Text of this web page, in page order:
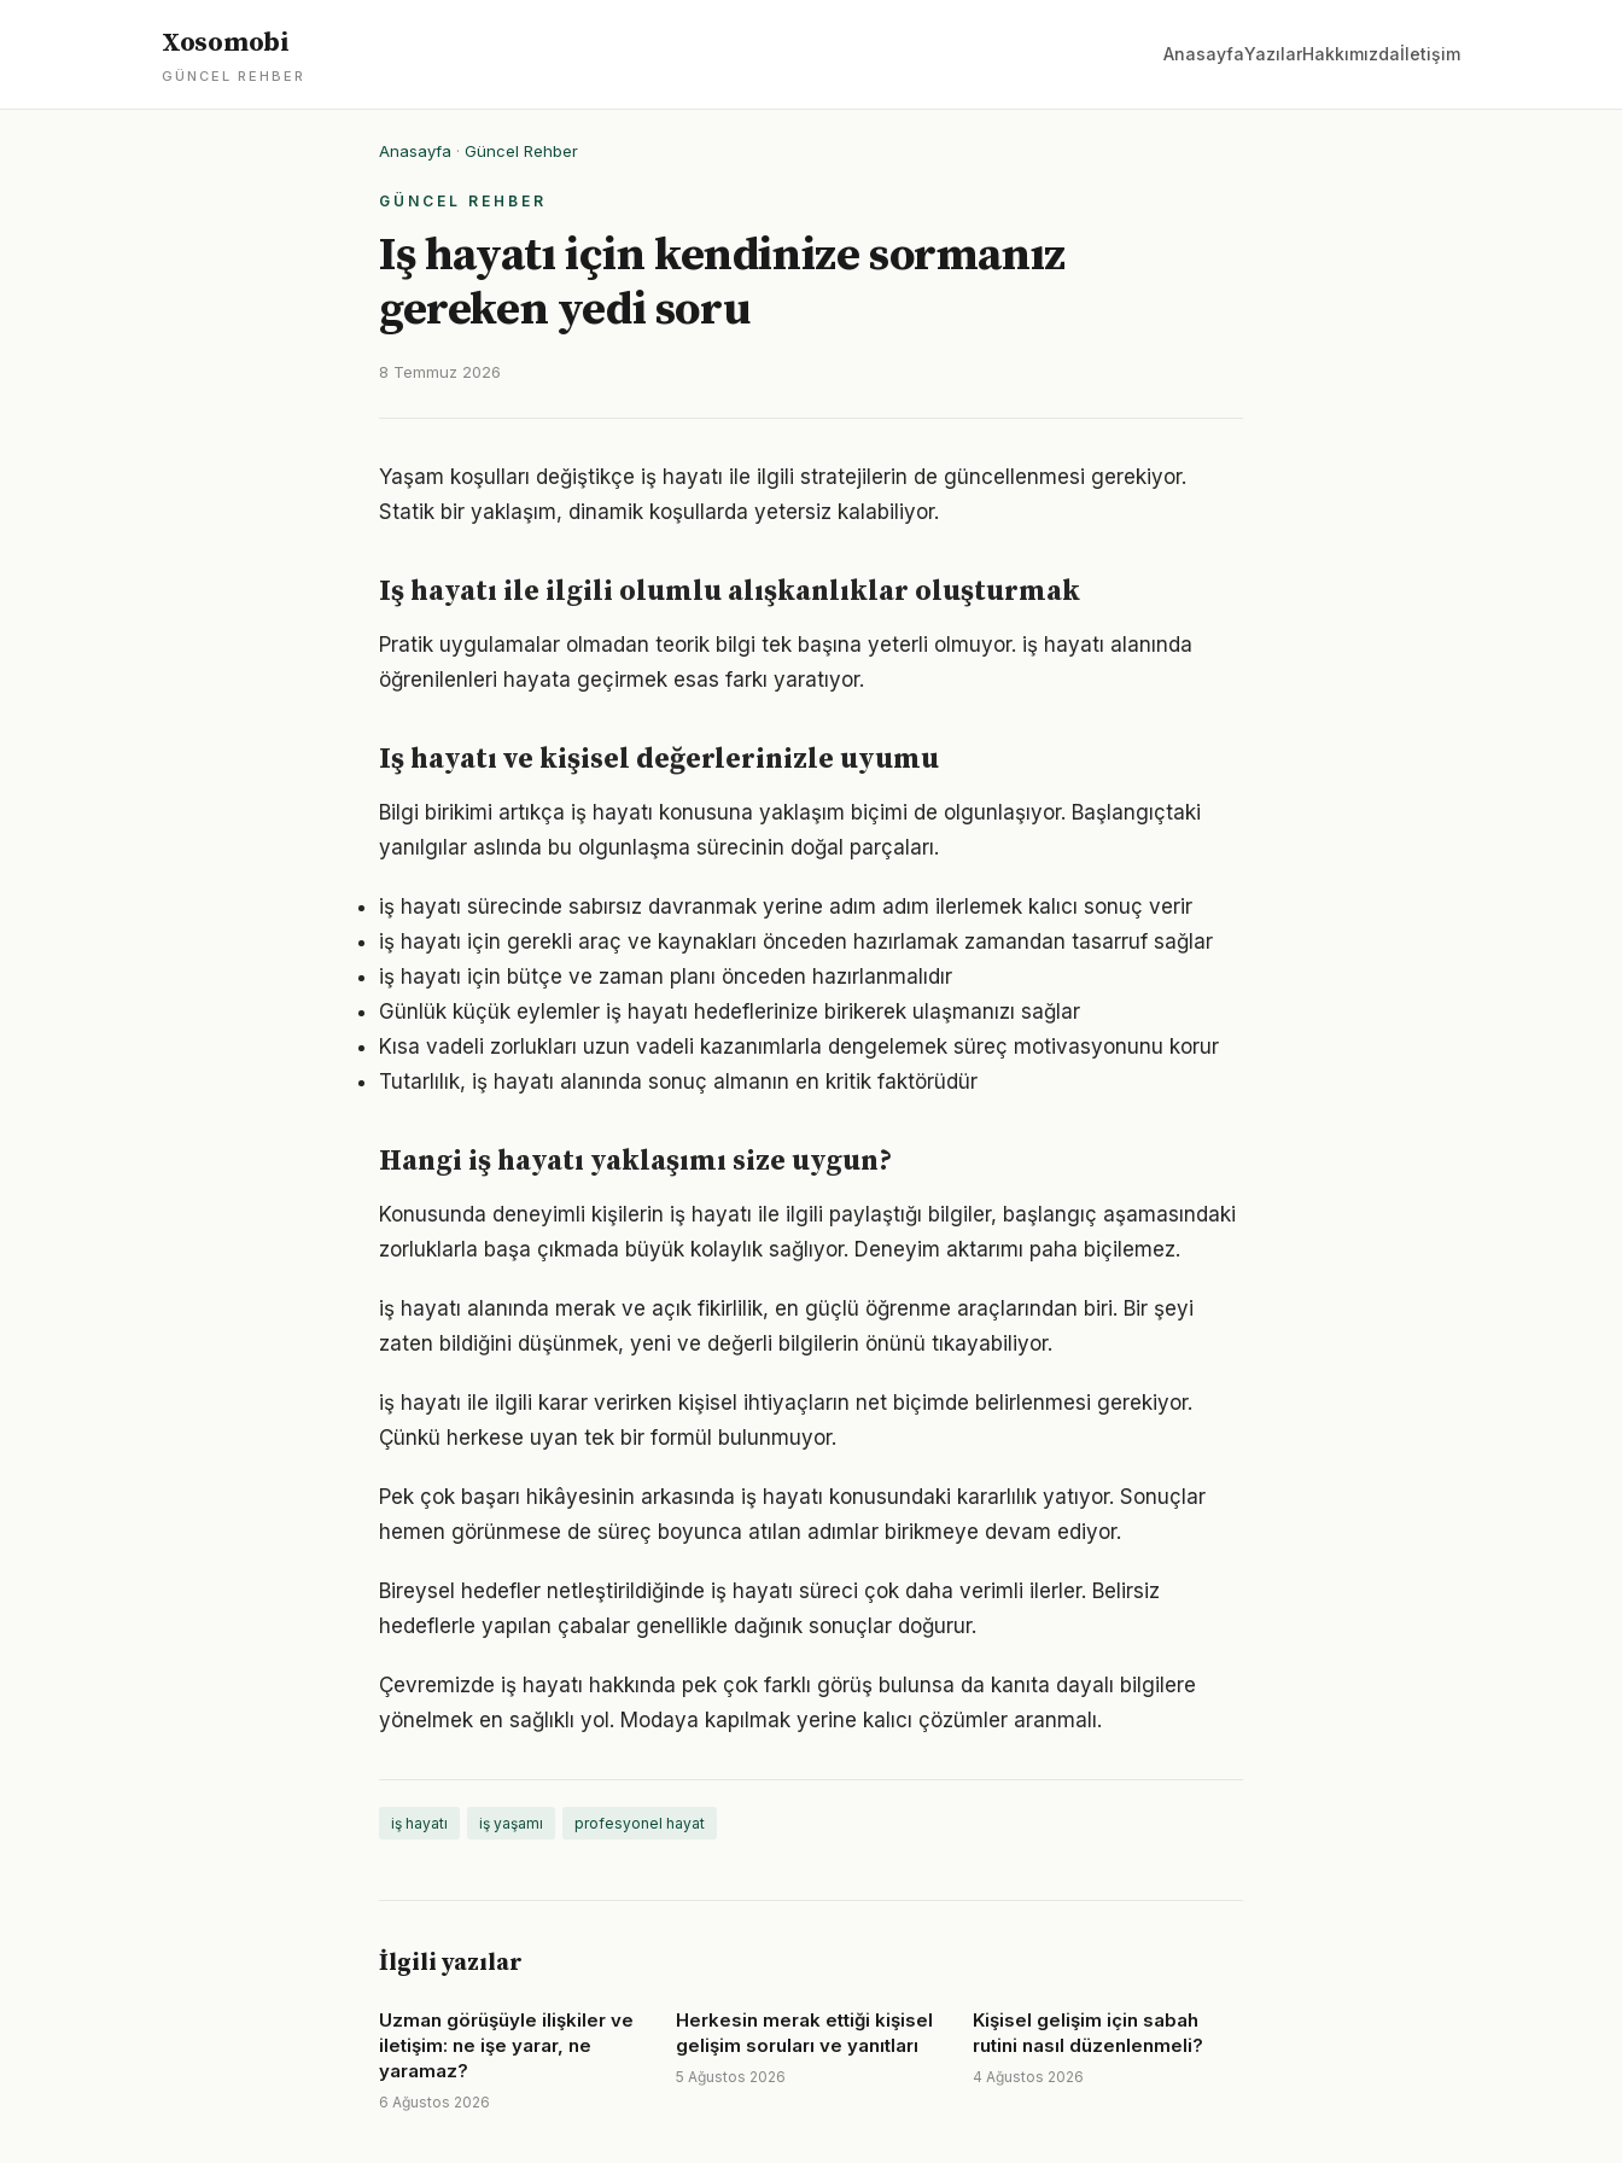
Xosomobi
GÜNCEL REHBER
AnasayfaYazılarHakkımızdaİletişim
Anasayfa · Güncel Rehber
GÜNCEL REHBER
Iş hayatı için kendinize sormanız
gereken yedi soru
8 Temmuz 2026
Yaşam koşulları değiştikçe iş hayatı ile ilgili stratejilerin de güncellenmesi gerekiyor.
Statik bir yaklaşım, dinamik koşullarda yetersiz kalabiliyor.
Iş hayatı ile ilgili olumlu alışkanlıklar oluşturmak
Pratik uygulamalar olmadan teorik bilgi tek başına yeterli olmuyor. iş hayatı alanında
öğrenilenleri hayata geçirmek esas farkı yaratıyor.
Iş hayatı ve kişisel değerlerinizle uyumu
Bilgi birikimi artıkça iş hayatı konusuna yaklaşım biçimi de olgunlaşıyor. Başlangıçtaki
yanılgılar aslında bu olgunlaşma sürecinin doğal parçaları.
iş hayatı sürecinde sabırsız davranmak yerine adım adım ilerlemek kalıcı sonuç verir
iş hayatı için gerekli araç ve kaynakları önceden hazırlamak zamandan tasarruf sağlar
iş hayatı için bütçe ve zaman planı önceden hazırlanmalıdır
Günlük küçük eylemler iş hayatı hedeflerinize birikerek ulaşmanızı sağlar
Kısa vadeli zorlukları uzun vadeli kazanımlarla dengelemek süreç motivasyonunu korur
Tutarlılık, iş hayatı alanında sonuç almanın en kritik faktörüdür
Hangi iş hayatı yaklaşımı size uygun?
Konusunda deneyimli kişilerin iş hayatı ile ilgili paylaştığı bilgiler, başlangıç aşamasındaki
zorluklarla başa çıkmada büyük kolaylık sağlıyor. Deneyim aktarımı paha biçilemez.
iş hayatı alanında merak ve açık fikirlilik, en güçlü öğrenme araçlarından biri. Bir şeyi
zaten bildiğini düşünmek, yeni ve değerli bilgilerin önünü tıkayabiliyor.
iş hayatı ile ilgili karar verirken kişisel ihtiyaçların net biçimde belirlenmesi gerekiyor.
Çünkü herkese uyan tek bir formül bulunmuyor.
Pek çok başarı hikâyesinin arkasında iş hayatı konusundaki kararlılık yatıyor. Sonuçlar
hemen görünmese de süreç boyunca atılan adımlar birikmeye devam ediyor.
Bireysel hedefler netleştirildiğinde iş hayatı süreci çok daha verimli ilerler. Belirsiz
hedeflerle yapılan çabalar genellikle dağınık sonuçlar doğurur.
Çevremizde iş hayatı hakkında pek çok farklı görüş bulunsa da kanıta dayalı bilgilere
yönelmek en sağlıklı yol. Modaya kapılmak yerine kalıcı çözümler aranmalı.
iş hayatı iş yaşamı profesyonel hayat
İlgili yazılar
Uzman görüşüyle ilişkiler ve
iletişim: ne işe yarar, ne
yaramaz?
6 Ağustos 2026
Herkesin merak ettiği kişisel
gelişim soruları ve yanıtları
5 Ağustos 2026
Kişisel gelişim için sabah
rutini nasıl düzenlenmeli?
4 Ağustos 2026